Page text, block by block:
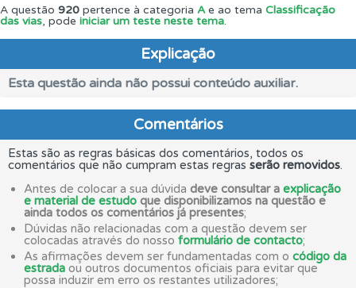
A questão 920 pertence à categoria Ae ao tema Classificação
das vias, pode iniciar um teste neste tema.
Explicação
Esta questão ainda não possui conteúdo auxiliar.
Comentários
Estas são as regras básicas dos comentários, todos os
comentários que não cumpram estas regras serão removidos.
Antes de colocar a sua dúvida deve consultar a explicação
e material de estudo que disponibilizamos na questão e
ainda todos os comentários já presentes;
Dúvidas não relacionadas com a questão devem ser
colocadas através do nosso formulário de contacto;
As afirmações devem ser fundamentadas com o código da
estrada ou outros documentos oficiais para evitar que
possa induzir em erro os restantes utilizadores;